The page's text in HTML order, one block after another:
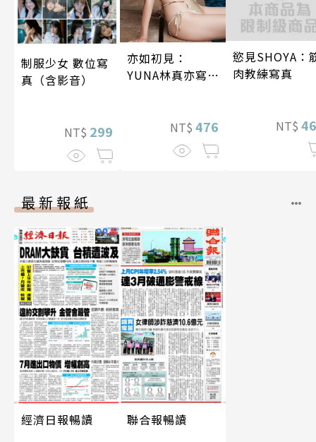
制服少女 數位寫
真（含影音）
NT$ 299
亦如初見：
YUNA林真亦寫
NT$ 476
慾見SHOYA：
肉教練寫真
NT$
最新報紙
經濟日報暢讀 聯合報暢讀